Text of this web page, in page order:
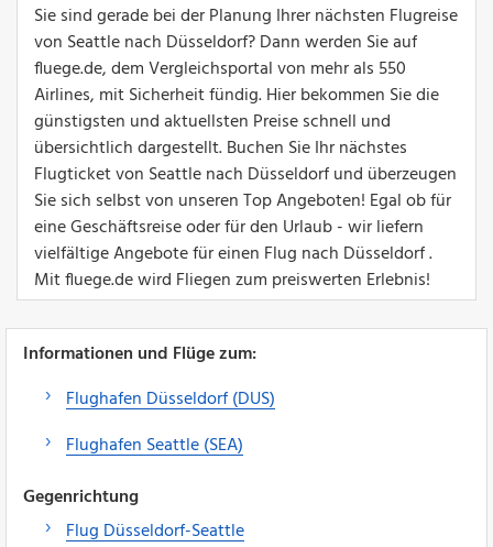
Sie sind gerade bei der Planung Ihrer nächsten Flugreise
von Seattle nach Düsseldorf? Dann werden Sie auf
fluege.de, dem Vergleichsportal von mehr als 550
Airlines, mit Sicherheit fündig. Hier bekommen Sie die
günstigsten und aktuellsten Preise schnell und
übersichtlich dargestellt. Buchen Sie Ihr nächstes
Flugticket von Seattle nach Düsseldorf und überzeugen
Sie sich selbst von unseren Top Angeboten! Egal ob für
eine Geschäftsreise oder für den Urlaub - wir liefern
vielfältige Angebote für einen Flug nach Düsseldorf .
Mit fluege.de wird Fliegen zum preiswerten Erlebnis!
Informationen und Flüge zum:
Flughafen Düsseldorf (DUS)
Flughafen Seattle (SEA)
Gegenrichtung
Flug Düsseldorf-Seattle